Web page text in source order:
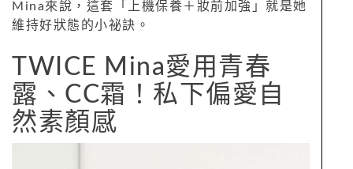
Mina來說，這套「上機保養＋妝前加強」就是她
維持好狀態的小祕訣。
TWICE Mina愛用青春
露、CC霜！私下偏愛自
然素顏感